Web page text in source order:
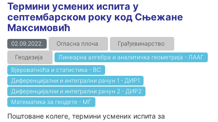
Термини усмених испита у
септембарском року код Сњежане
Максимовић
02.09.2022. Огласна плоча
Грађевинарство
Геодезија
Линеарна алгебра и аналитичка геометрија - ЛААГ
Вјероватноћа и статистика - ВС
Диференцијални и интегрални рачун 1 - ДИР1
Диференцијални и интегрални рачун 2 - ДИР2
Математика за геодете - МГ
Поштоване колеге, термини усмених испита за